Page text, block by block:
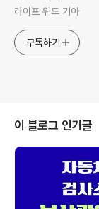
라이프 위드 기아
구독하기
이 블로그 인기글